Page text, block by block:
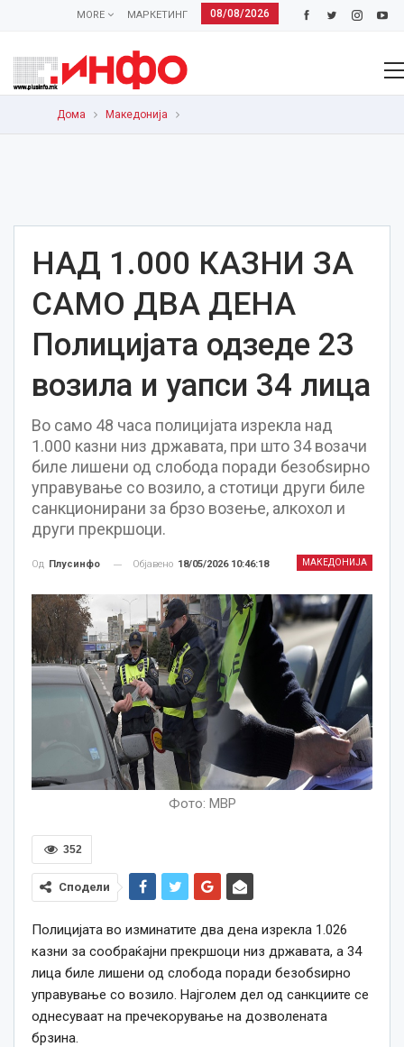
08/08/2026
МАРКЕТИНГ
MORE
Дома Македонија
НАД 1.000 КАЗНИ ЗА
САМО ДВА ДЕНА
Полицијата одзеде 23
возила и уапси 34 лица
Во само 48 часа полицијата изрекла над
1.000 казни низ државата, при што 34 возачи
биле лишени од слобода поради безобѕирно
управување со возило, а стотици други биле
санкционирани за брзо возење, алкохол и
други прекршоци.
МАКЕДОНИЈА
Од Плусинфо Објавено 18/05/2026 10:46:18
Фото: МВР
352
Сподели
Полицијата во изминатите два дена изрекла 1.026
казни за сообраќајни прекршоци низ државата, а 34
лица биле лишени од слобода поради безобѕирно
управување со возило. Најголем дел од санкциите се
однесуваат на пречекорување на дозволената
брзина.